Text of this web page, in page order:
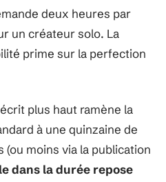
deux heures par
un créateur solo. La
prime sur la perfection
plus haut ramène la
à une quinzaine de
moins via la publication
dans la durée repose